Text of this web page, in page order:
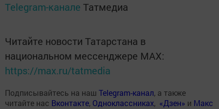
Telegram-канале Татмедиа
Читайте новости Татарстана в
национальном мессенджере MАХ:
https://max.ru/tatmedia
Подписывайтесь на наш Telegram-канал, а также
читайте нас Вконтакте, Одноклассниках, «Дзен» и Макс